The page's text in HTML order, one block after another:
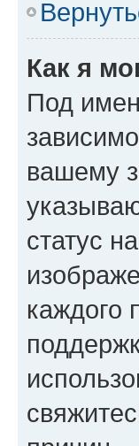
Как я
Под
вашему
статус
каждого